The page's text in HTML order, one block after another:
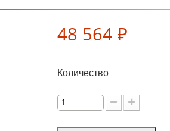
48 564 ₽
Количество